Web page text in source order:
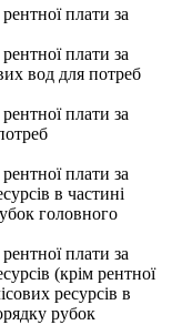
плати за
плати за
вод для потреб
плати за
плати за
в частині
головного
плати за
(крім рентної
ресурсів в
рубок